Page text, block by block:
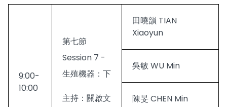
9:00-
10:00
第七節
Session 7 -
生殖機器：下
主持：關啟文
田曉韻 TIAN
Xiaoyun
吳敏 WU Min
陳旻 CHEN Min